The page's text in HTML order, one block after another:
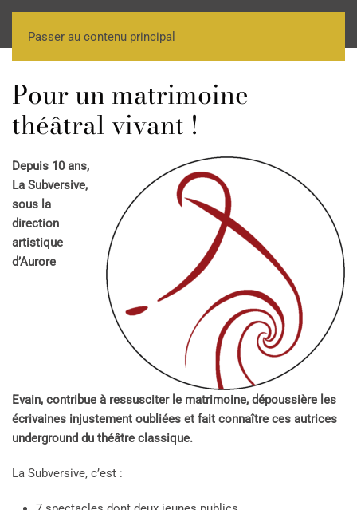
Passer au contenu principal
Pour un matrimoine
théâtral vivant !
Depuis 10 ans,
La Subversive,
sous la
direction
artistique
d’Aurore
Evain, contribue à ressusciter le matrimoine, dépoussière les
écrivaines injustement oubliées et fait connaître ces autrices
underground du théâtre classique.
La Subversive, c’est :